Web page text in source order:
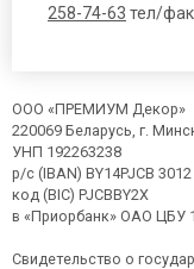
258-74-63 тел/
ООО «ПРЕМИУМ Декор»
220069 Беларусь, г.
УНП 192263238
р/с (IBAN) BY14PJCB
код (BIC) PJCBBY2X
в «Приорбанк» ОАО ЦБУ
Свидетельство о